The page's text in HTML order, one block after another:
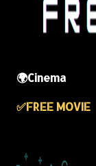
🌍Cinema
✅️FREE MOVIE